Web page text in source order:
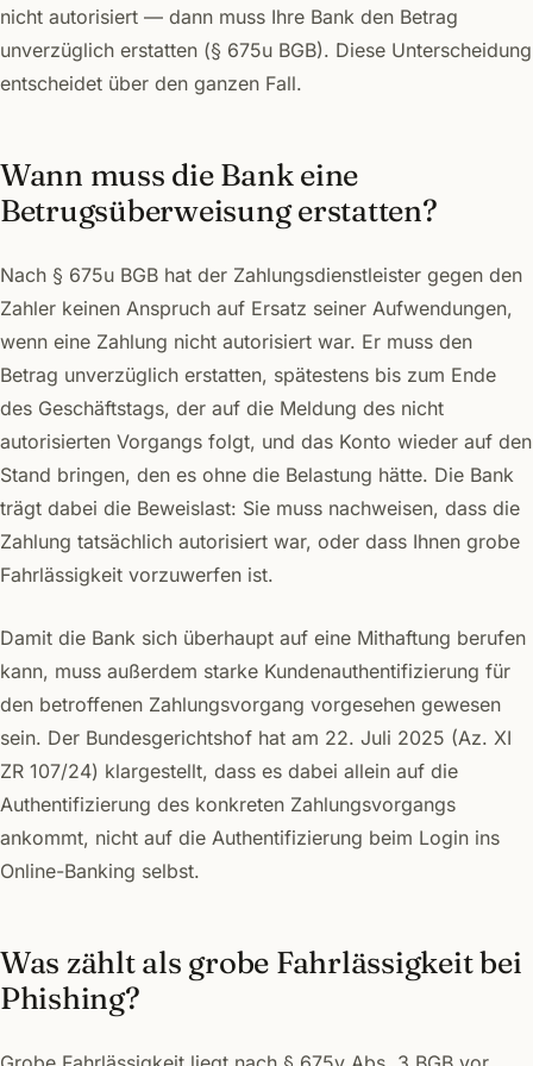
nicht autorisiert — dann muss Ihre Bank den Betrag
unverzüglich erstatten (§ 675u BGB). Diese Unterscheidung
entscheidet über den ganzen Fall.
Wann muss die Bank eine
Betrugsüberweisung erstatten?
Nach § 675u BGB hat der Zahlungsdienstleister gegen den
Zahler keinen Anspruch auf Ersatz seiner Aufwendungen,
wenn eine Zahlung nicht autorisiert war. Er muss den
Betrag unverzüglich erstatten, spätestens bis zum Ende
des Geschäftstags, der auf die Meldung des nicht
autorisierten Vorgangs folgt, und das Konto wieder auf den
Stand bringen, den es ohne die Belastung hätte. Die Bank
trägt dabei die Beweislast: Sie muss nachweisen, dass die
Zahlung tatsächlich autorisiert war, oder dass Ihnen grobe
Fahrlässigkeit vorzuwerfen ist.
Damit die Bank sich überhaupt auf eine Mithaftung berufen
kann, muss außerdem starke Kundenauthentifizierung für
den betroffenen Zahlungsvorgang vorgesehen gewesen
sein. Der Bundesgerichtshof hat am 22. Juli 2025 (Az. XI
ZR 107/24) klargestellt, dass es dabei allein auf die
Authentifizierung des konkreten Zahlungsvorgangs
ankommt, nicht auf die Authentifizierung beim Login ins
Online-Banking selbst.
Was zählt als grobe Fahrlässigkeit bei
Phishing?